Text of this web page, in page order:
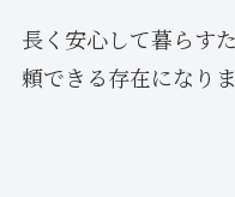
長く安心して暮らす
頼できる存在になりま